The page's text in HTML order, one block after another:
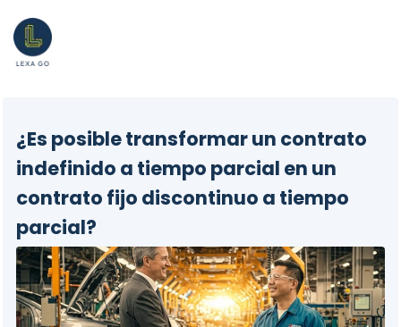
¿Es posible transformar un contrato
indefinido a tiempo parcial en un
contrato fijo discontinuo a tiempo
parcial?